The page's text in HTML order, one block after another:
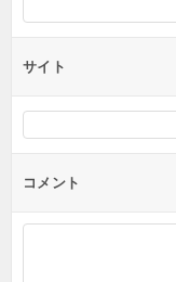
サイト
コメント